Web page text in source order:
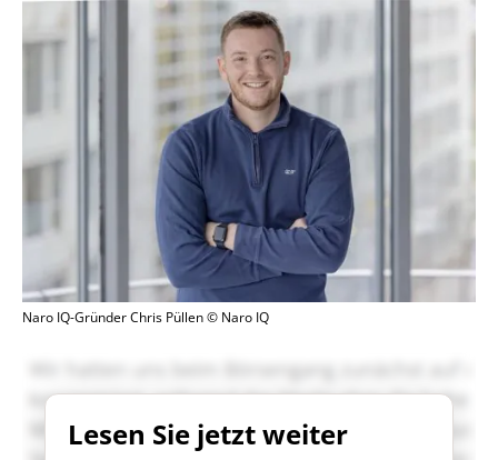
Naro IQ-Gründer Chris Püllen © Naro IQ
Lesen Sie jetzt weiter